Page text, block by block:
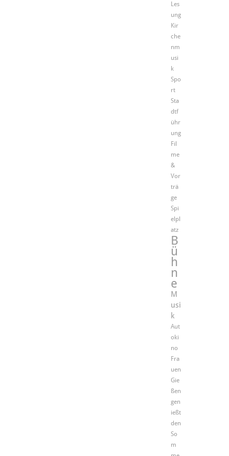
Les
ung
Kir
che
nm
usi
k
Spo
rt
Sta
dtf
ühr
ung
Fil
me
&
Vor
trä
ge
Spi
elpl
atz
B
ü
h
n
e
M
usi
k
Aut
oki
no
Fra
uen
Gie
ßen
gen
ießt
den
So
m